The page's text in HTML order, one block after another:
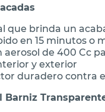
que brinda un
en 15 minutos o
aerosol de 400 Cc
y exterior
duradero contra
Barniz